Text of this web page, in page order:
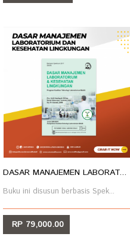
DASAR MANAJEMEN LABORAT...
Buku ini disusun berbasis Spek...
RP 79,000.00